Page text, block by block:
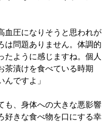
血圧になりそうと思われが
は問題ありません。体調的
たように感じますね。個人
茶漬けを食べている時期
んですよ」
も、身体への大きな悪影響
好きな食べ物を口にする幸